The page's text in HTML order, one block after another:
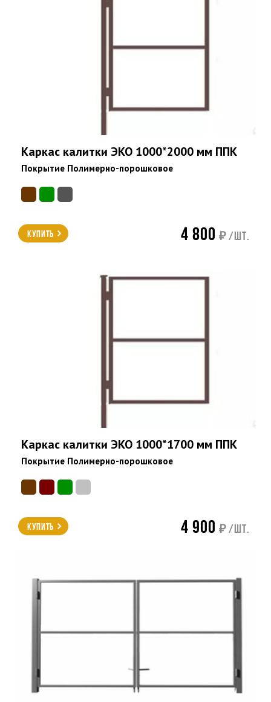
Каркас калитки ЭКО 1000*2000 мм ППК
Покрытие Полимерно-порошковое
Купить 4 800 ₽ /шт.
Каркас калитки ЭКО 1000*1700 мм ППК
Покрытие Полимерно-порошковое
Купить 4 900 ₽ /шт.